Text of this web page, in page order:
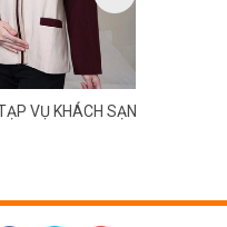
VỤ KHÁCH SẠN